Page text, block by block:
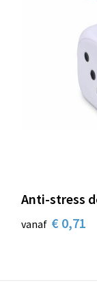
Anti-stress
vanaf € 0,71